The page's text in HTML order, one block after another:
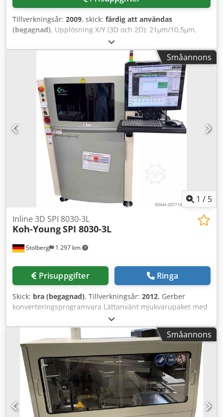
Tillverkningsår: 2009, skick: färdig att användas
(begagnad), Upplösning X/Y (3D och 2D): 21μm/10,5μm,
belysning: multispektral, multidirektionell,
komponentfrigång ovanför/under PCB: 40 mm/100 mm,
maximal inspektionshastighet: 50 cm²/s,
inspektionsområde X/Y: 450 mm/350 mm. Mått X/Y/Z: ca
1150 mm/1150 mm/1450 mm, vikt: ca 500 kg, mjukvara:
OptiCon Pilot 5.3. Inkluderar kalibreringsverktyg,
manualer, kamera, belysning samt
reparationsprogramvara för felvisualisering. Datorn byttes
ut 2012. Dokumentation finns tillgänglig. Cjdstz Dkyspfx Af
Aorf
Småannons
1 / 5
Stolberg 1 297 km
Inline 3D SPI 8030-3L
Koh-YoungSPI 8030-3L
Prisuppgifter Ringa
Skick: bra (begagnad), Tillverkningsår: 2012, Gerber
konverteringsprogramvara Lättanvänt mjukvarupaket med
touch screen-styrning SPC Plus-programvara Mätning:
otillräcklig, för mycket eller ingen lodpasta bryggbildning
pastadeformationer volym, höjd Credjx H Ryujpfx Af Aef
XY-positioner skuggfri mätning via tvåvägsprojektion 4
MPix snabb kamera, 20µm XY-upplösning, 0,37µm Z-
upplösning ca 60cm²/sek undersökningshastighet Z-
axelspårning SPC-Plus mjukvarupaket max PCB-storlek
510x510mm automatisk breddjustering SMEMA-gränssnitt
transporthöjd 950 +/- 50mm QR-kodigenkänning 2D-
detektering av bryggor och smetningar
Småannons